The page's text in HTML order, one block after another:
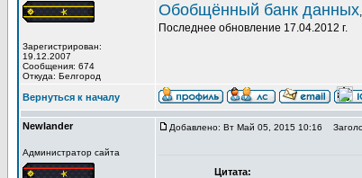
Зарегистрирован:
19.12.2007
Сообщения: 674
Откуда: Белгород
Обобщённый банк данных
Последнее обновление 17.04.2012 г.
Вернуться к началу
Newlander
Администратор сайта
Добавлено: Вт Май 05, 2015 10:16
Цитата: